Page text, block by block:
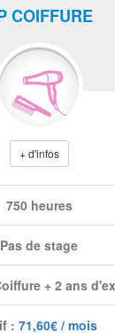
COIFFURE
+ d'infos
750 heures
Pas de stage
+ 2 ans
: 71,60€ / mois